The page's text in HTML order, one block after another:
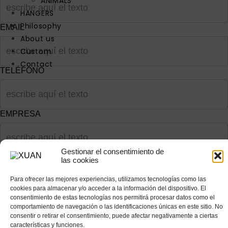
Gestionar el consentimiento de
las cookies
Para ofrecer las mejores experiencias, utilizamos tecnologías como las
cookies para almacenar y/o acceder a la información del dispositivo. El
consentimiento de estas tecnologías nos permitirá procesar datos como el
comportamiento de navegación o las identificaciones únicas en este sitio. No
consentir o retirar el consentimiento, puede afectar negativamente a ciertas
características y funciones.
HANGERS
Philosophy
About us
Custom
Contact
EMAIL
TELÉFONO
EMPRESA